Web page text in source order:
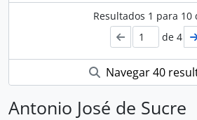
Resultados 1 para 10
de 4
Navegar 40
Antonio José de Sucre